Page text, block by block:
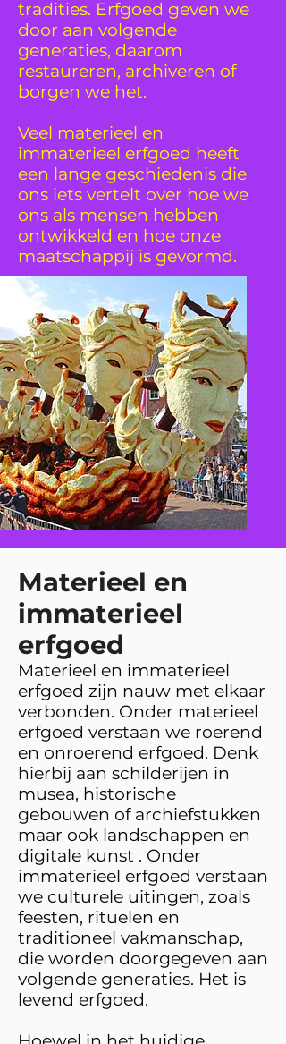
tradities. Erfgoed geven we
door aan volgende
generaties, daarom
restaureren, archiveren of
borgen we het.
Veel materieel en
immaterieel erfgoed heeft
een lange geschiedenis die
ons iets vertelt over hoe we
ons als mensen hebben
ontwikkeld en hoe onze
maatschappij is gevormd.
Materieel en
immaterieel
erfgoed
Materieel en immaterieel
erfgoed zijn nauw met elkaar
verbonden. Onder materieel
erfgoed verstaan we roerend
en onroerend erfgoed. Denk
hierbij aan schilderijen in
musea, historische
gebouwen of archiefstukken
maar ook landschappen en
digitale kunst . Onder
immaterieel erfgoed verstaan
we culturele uitingen, zoals
feesten, rituelen en
traditioneel vakmanschap,
die worden doorgegeven aan
volgende generaties. Het is
levend erfgoed.